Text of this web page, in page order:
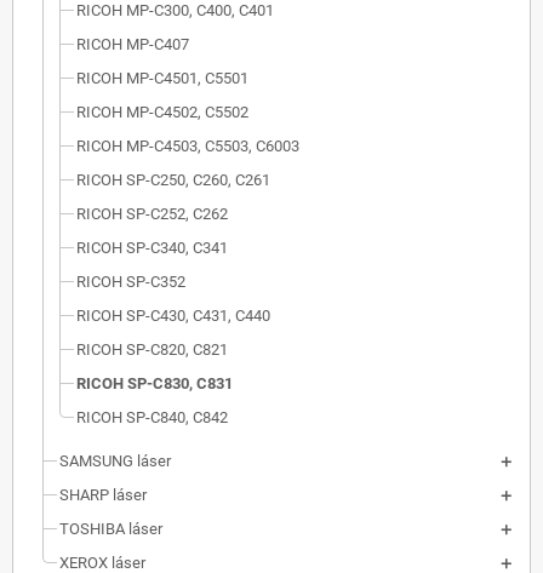
RICOH MP-C300, C400, C401
RICOH MP-C407
RICOH MP-C4501, C5501
RICOH MP-C4502, C5502
RICOH MP-C4503, C5503, C6003
RICOH SP-C250, C260, C261
RICOH SP-C252, C262
RICOH SP-C340, C341
RICOH SP-C352
RICOH SP-C430, C431, C440
RICOH SP-C820, C821
RICOH SP-C830, C831
RICOH SP-C840, C842
SAMSUNG láser
SHARP láser
TOSHIBA láser
XEROX láser